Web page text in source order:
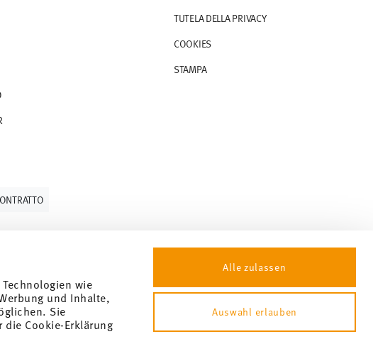
wie
und Inhalte,
Sie
Cookie-Erklärung
Alle zulassen
Auswahl erlauben
TUTELA DELLA PRIVACY
COOKIES
STAMPA